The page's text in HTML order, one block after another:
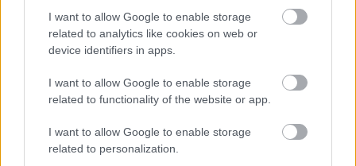
I want to allow Google to enable storage
related to analytics like cookies on web or
device identifiers in apps.
I want to allow Google to enable storage
related to functionality of the website or app.
I want to allow Google to enable storage
related to personalization.
kérdésre választ kaptak az elmúlt napokban, így már
tudjuk, hogy karakterünk létrehozásakor választhatunk,
hogy embert, elfet, törpét vagy qunarit indítunk. Továbbá
az is az újdonság erejével hat, hogy döntenünk kell,
melyik frakcióhoz csatlakozunk. Hármat (Antivan Crows,
Grey Wardens, Shadow Dragons) nevesítettek, de
kétszer ekkora lesz a kínálat.